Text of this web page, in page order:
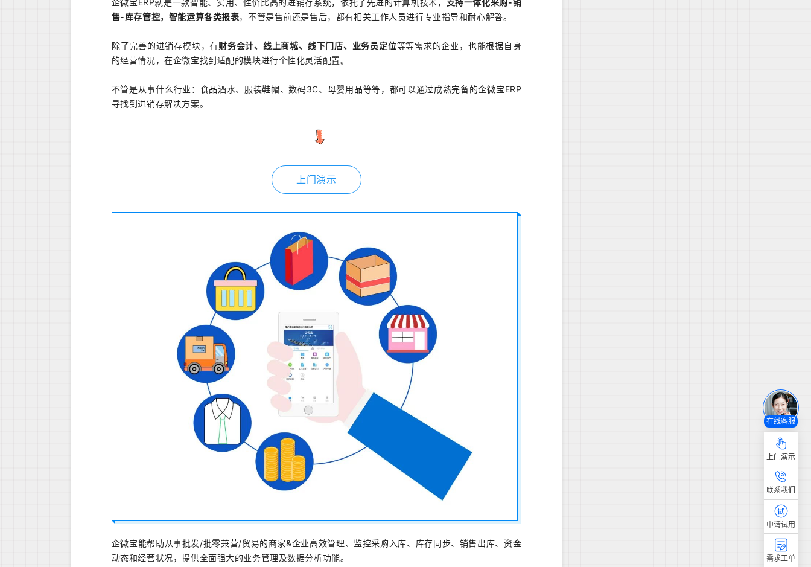
企微宝ERP就是一款智能、实用、性价比高的进销存系统，依托了先进的计算机技术， 支持一体化采购-销
售-库存管控，智能运算各类报表，不管是售前还是售后，都有相关工作人员进行专业指导和耐心解答。
除了完善的进销存模块，有财务会计、线上商城、线下门店、业务员定位等等需求的企业，也能根据自身
的经营情况，在企微宝找到适配的模块进行个性化灵活配置。
不管是从事什么行业：食品酒水、服装鞋帽、数码3C、母婴用品等等，都可以通过成熟完备的企微宝ERP
寻找到进销存解决方案。
上门演示
企微宝能帮助从事批发/批零兼营/贸易的商家&企业高效管理、监控采购入库、库存同步、销售出库、资金
动态和经营状况，提供全面强大的业务管理及数据分析功能。
在线客服
上门演示
联系我们
申请试用
需求工单